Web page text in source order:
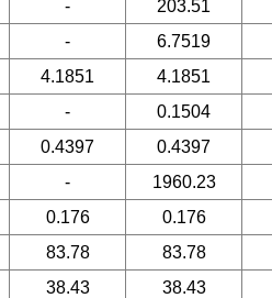
- 203.51
- 6.7519
4.1851 4.1851
- 0.1504
0.4397 0.4397
- 1960.23
0.176 0.176
83.78 83.78
38.43 38.43